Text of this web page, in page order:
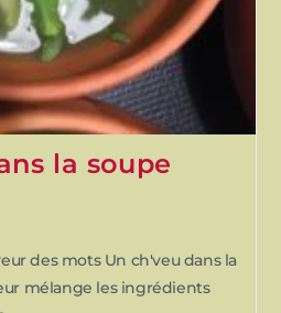
la soupe
des mots Un ch'veu dans la
mélange les ingrédients